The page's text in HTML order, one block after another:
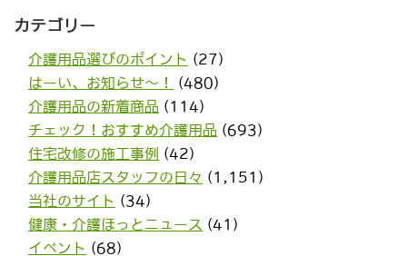
カテゴリー
介護用品選びのポイント (27)
はーい、お知らせ〜！
(480)
介護用品の新着商品 (114)
チェック！おすすめ介護用品 (693)
住宅改修の施工事例
(42)
介護用品店スタッフの日々 (1,151)
当社のサイト (34)
健康・介護ほっとニュース (41)
イベント (68)